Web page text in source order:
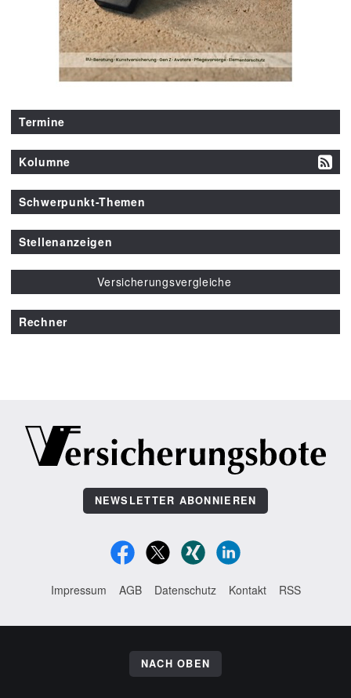
Termine
Kolumne
Schwerpunkt-Themen
Stellenanzeigen
Versicherungsvergleiche
Rechner
NEWSLETTER ABONNIEREN
Impressum AGB Datenschutz Kontakt RSS
NACH OBEN